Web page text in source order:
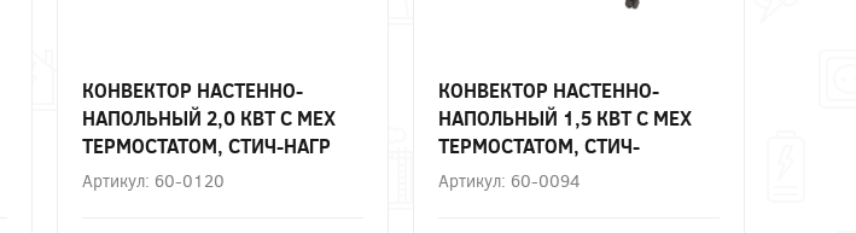
КОНВЕКТОР НАСТЕННО-
НАПОЛЬНЫЙ 2,0 КВТ С МЕХ
ТЕРМОСТАТОМ, СТИЧ-НАГР
ЭЛЕМЕНТ,НОЖКИ REXANT-
Артикул: 60-0120
КОНВЕКТОР НАСТЕННО-
НАПОЛЬНЫЙ 1,5 КВТ С МЕХ
ТЕРМОСТАТОМ, СТИЧ-
НАГРЕВАТЕЛЬНЫЙ ЭЛЕМЕНТ
Артикул: 60-0094